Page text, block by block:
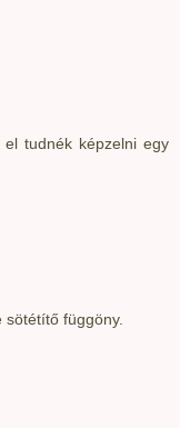
tudnék képzelni egy
függöny.